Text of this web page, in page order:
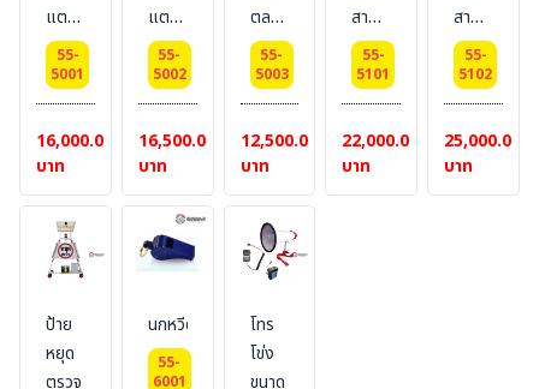
แดง
เหลือง
แตน
เลส
ชนิด
โค้ง
ขนาด
65×100
cm.
มีป้าย
1
ด้าน
55-
5001
16,000.00
บาท
แตน
เลส
ชนิด
โค้ง
ขนาด
65×100
cm.
มีป้าย
2
ด้าน
55-
5002
16,500.00
บาท
ตลอด
แนว
พร้อม
ขาตั้ง
ขนาด
85×100
Cm
55-
5003
12,500.00
บาท
สามเหลี่ยม
ชนิด
โปร้
งมีไฟ
บ้าน
1
ระบบ
55-
5101
22,000.00
บาท
สามเหลี่ยม
ชนิด
โปร่ง
ฟ 2
ระบบ
ไฟ
บ้าน+แบต
55-
5102
25,000.00
บาท
ป้าย
หยุด
ตรวจ
นกหวีด
55-
6001
โทร
โข่ง
ขนาด